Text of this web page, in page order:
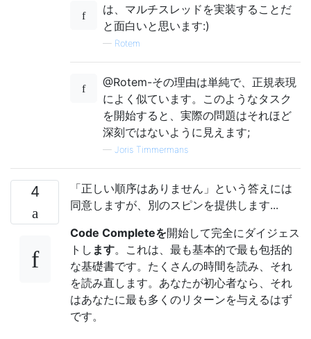
は、マルチスレッドを実装することだ
と面白いと思います:)
— Rotem
@Rotem-その理由は単純で、正規表現
によく似ています。このようなタスク
を開始すると、実際の問題はそれほど
深刻ではないように見えます;
— Joris Timmermans
4
「正しい順序はありません」という答えには
同意しますが、別のスピンを提供します...
Code Completeを開始して完全にダイジェス
トし ます。これは、最も基本的で最も包括的
な基礎書です。たくさんの時間を読み、それ
を読み直します。あなたが初心者なら、それ
はあなたに最も多くのリターンを与えるはず
です。